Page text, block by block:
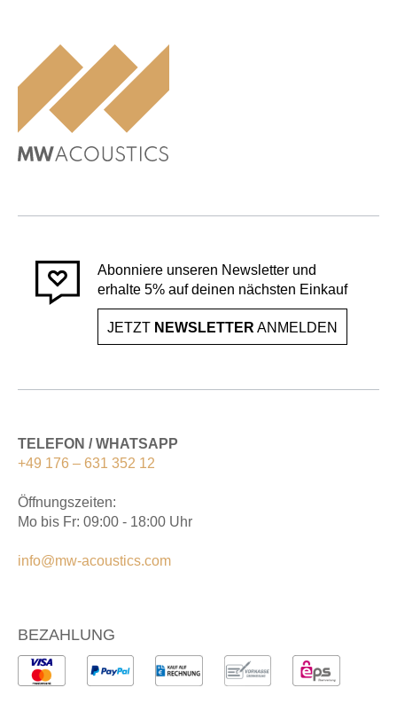
Abonniere unseren Newsletter und
erhalte 5% auf deinen nächsten Einkauf
JETZT NEWSLETTER ANMELDEN
TELEFON / WHATSAPP
+49 176 – 631 352 12
Öffnungszeiten:
Mo bis Fr: 09:00 - 18:00 Uhr
info@mw-acoustics.com
BEZAHLUNG